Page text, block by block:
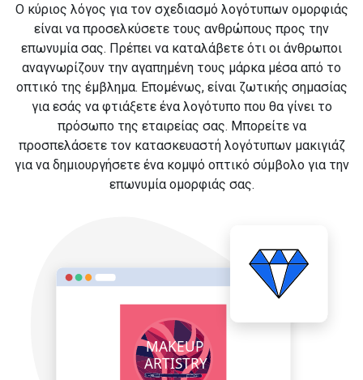
Ο κύριος λόγος για τον σχεδιασμό λογότυπων ομορφιάς
είναι να προσελκύσετε τους ανθρώπους προς την
επωνυμία σας. Πρέπει να καταλάβετε ότι οι άνθρωποι
αναγνωρίζουν την αγαπημένη τους μάρκα μέσα από το
οπτικό της έμβλημα. Επομένως, είναι ζωτικής σημασίας
για εσάς να φτιάξετε ένα λογότυπο που θα γίνει το
πρόσωπο της εταιρείας σας. Μπορείτε να
προσπελάσετε τον κατασκευαστή λογότυπων μακιγιάζ
για να δημιουργήσετε ένα κομψό οπτικό σύμβολο για την
επωνυμία ομορφιάς σας.